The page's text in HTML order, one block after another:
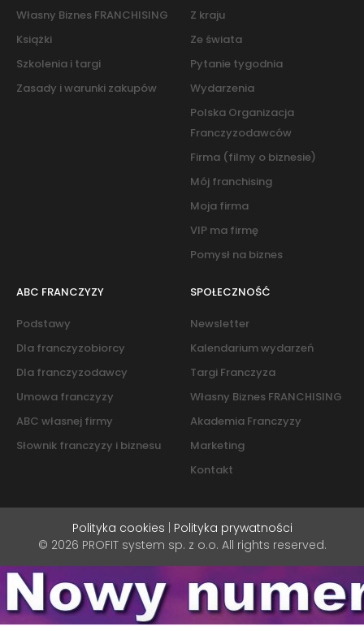
Własny Biznes FRANCHISING
Książki
Szkolenia i targi
Zasady i warunki zakupów
Z kraju
Ze świata
Pytanie tygodnia
Wydarzenia
Polska Organizacja
Franczyzodawców
Firma (filmy o biznesie)
Mój franchising
Moja firma
VIP ma firmę
Pomysł na biznes
ABC FRANCZYZY
Podstawy
Dla franczyzobiorcy
Dla franczyzodawcy
Umowa franczyzy
ABC własnej firmy
Słownik franczyzy i biznesu
SPOŁECZNOŚĆ
Newsletter
Kalendarium wydarzeń
Targi Franczyza
Własny Biznes FRANCHISING
Akademia Franczyzy
Marketing
Kontakt
Polityka cookies
Polityka prywatności
© 2026 PROFIT system sp. z o.o. All rights reserved.